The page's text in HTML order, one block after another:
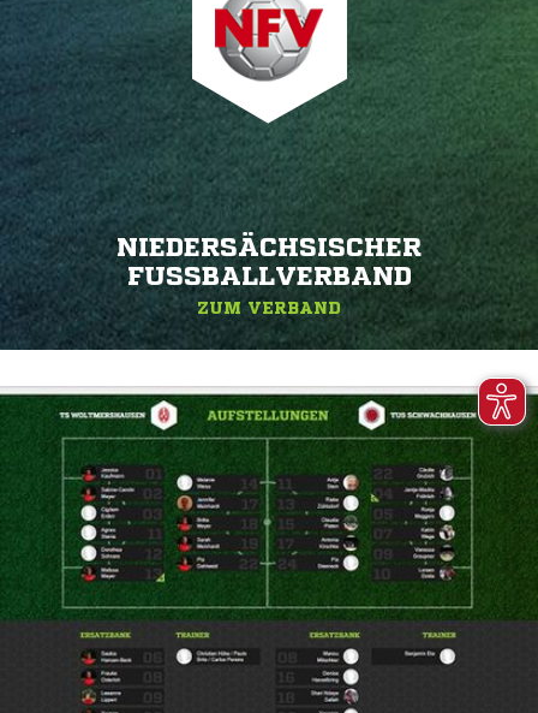
NIEDERSÄCHSISCHER
FUSSBALLVERBAND
ZUM VERBAND